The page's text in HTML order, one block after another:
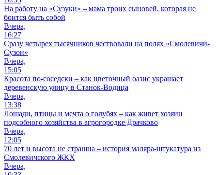
На работу на «Сузуки» – мама троих сыновей, которая не
боится быть собой
Вчера,
16:27
Сразу четырех тысячников чествовали на полях «Смолевичи-
Сузон»
Вчера,
15:05
Красота по-соседски – как цветочный оазис украшает
деревенскую улицу в Станок-Водица
Вчера,
13:38
Лошади, птицы и мечта о голубях – как живет хозяин
подсобного хозяйства в агрогородке Драчково
Вчера,
12:05
70 лет и высота не страшна – история маляра-штукатура из
Смолевичского ЖКХ
Вчера,